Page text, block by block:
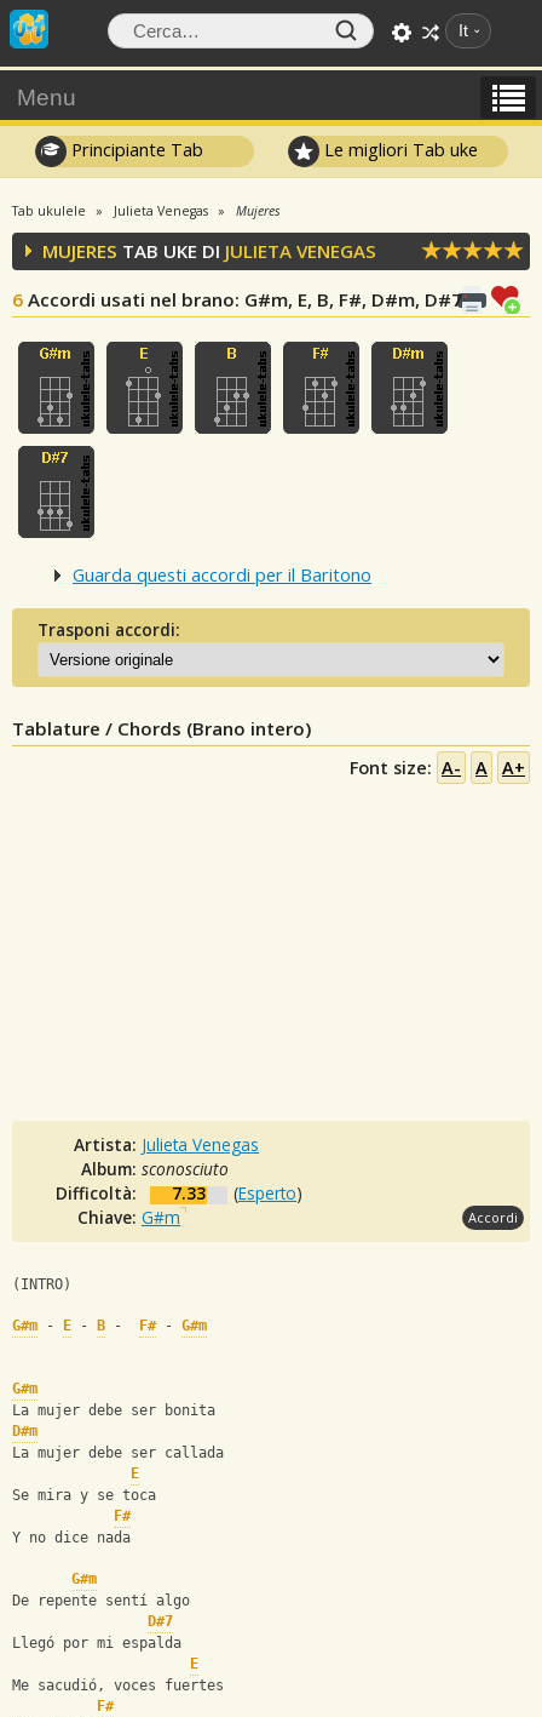
It
Menu
Principiante Tab Le migliori Tab uke
Tab ukulele Julieta Venegas Mujeres
MUJERES TAB UKE DI JULIETA VENEGAS
6 Accordi usati nel brano: G#m, E, B, F#, D#m, D#7
Guarda questi accordi per il Baritono
Trasponi accordi:
Tablature / Chords (Brano intero)
Font size: A- A A+
Artista: Julieta Venegas
Album: sconosciuto
Difficoltà:
7.33 (Esperto)
Chiave: G#m Accordi
(INTRO)
G#m - E - B - F# - G#m
G#m
La mujer debe ser bonita
D#m
La mujer debe ser callada
E
Se mira y se toca
F#
Y no dice nada
G#m
De repente sentí algo
D#7
Llegó por mi espalda
E
Me sacudió, voces fuertes
F#